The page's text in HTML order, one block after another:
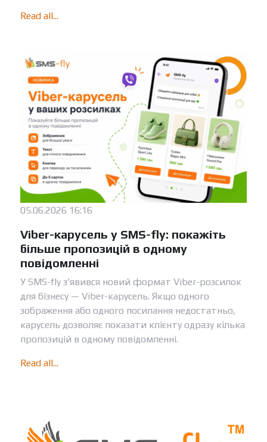
Read all...
05.06.2026 16:16
Viber-карусель у SMS-fly: покажіть
більше пропозицій в одному
повідомленні
У SMS-fly з’явився новий формат Viber-розсилок
для бізнесу — Viber-карусель. Якщо одного
зображення або одного посилання недостатньо,
карусель дозволяє показати клієнту одразу кілька
пропозицій в одному повідомленні.
Read all...